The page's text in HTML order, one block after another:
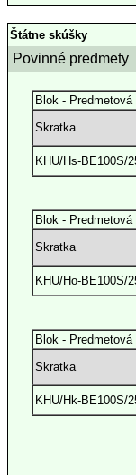
Štátne skúšky
Povinné predmety
Blok -
Skratka
KHU/Hs-BE100S/
Blok -
Skratka
KHU/Ho-BE100S/
Blok -
Skratka
KHU/Hk-BE100S/